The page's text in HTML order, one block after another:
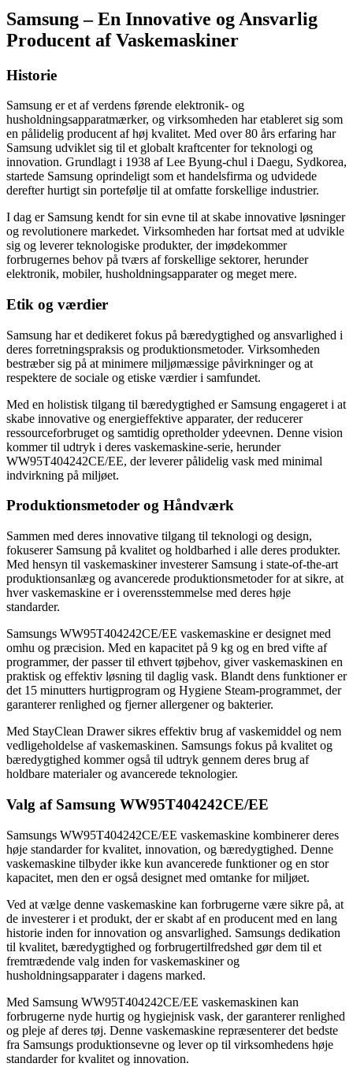
Samsung – En Innovative og Ansvarlig
Producent af Vaskemaskiner
Historie
Samsung er et af verdens førende elektronik- og
husholdningsapparatmærker, og virksomheden har etableret sig som
en pålidelig producent af høj kvalitet. Med over 80 års erfaring har
Samsung udviklet sig til et globalt kraftcenter for teknologi og
innovation. Grundlagt i 1938 af Lee Byung-chul i Daegu, Sydkorea,
startede Samsung oprindeligt som et handelsfirma og udvidede
derefter hurtigt sin portefølje til at omfatte forskellige industrier.
I dag er Samsung kendt for sin evne til at skabe innovative løsninger
og revolutionere markedet. Virksomheden har fortsat med at udvikle
sig og leverer teknologiske produkter, der imødekommer
forbrugernes behov på tværs af forskellige sektorer, herunder
elektronik, mobiler, husholdningsapparater og meget mere.
Etik og værdier
Samsung har et dedikeret fokus på bæredygtighed og ansvarlighed i
deres forretningspraksis og produktionsmetoder. Virksomheden
bestræber sig på at minimere miljømæssige påvirkninger og at
respektere de sociale og etiske værdier i samfundet.
Med en holistisk tilgang til bæredygtighed er Samsung engageret i at
skabe innovative og energieffektive apparater, der reducerer
ressourceforbruget og samtidig opretholder ydeevnen. Denne vision
kommer til udtryk i deres vaskemaskine-serie, herunder
WW95T404242CE/EE, der leverer pålidelig vask med minimal
indvirkning på miljøet.
Produktionsmetoder og Håndværk
Sammen med deres innovative tilgang til teknologi og design,
fokuserer Samsung på kvalitet og holdbarhed i alle deres produkter.
Med hensyn til vaskemaskiner investerer Samsung i state-of-the-art
produktionsanlæg og avancerede produktionsmetoder for at sikre, at
hver vaskemaskine er i overensstemmelse med deres høje
standarder.
Samsungs WW95T404242CE/EE vaskemaskine er designet med
omhu og præcision. Med en kapacitet på 9 kg og en bred vifte af
programmer, der passer til ethvert tøjbehov, giver vaskemaskinen en
praktisk og effektiv løsning til daglig vask. Blandt dens funktioner er
det 15 minutters hurtigprogram og Hygiene Steam-programmet, der
garanterer renlighed og fjerner allergener og bakterier.
Med StayClean Drawer sikres effektiv brug af vaskemiddel og nem
vedligeholdelse af vaskemaskinen. Samsungs fokus på kvalitet og
bæredygtighed kommer også til udtryk gennem deres brug af
holdbare materialer og avancerede teknologier.
Valg af Samsung WW95T404242CE/EE
Samsungs WW95T404242CE/EE vaskemaskine kombinerer deres
høje standarder for kvalitet, innovation, og bæredygtighed. Denne
vaskemaskine tilbyder ikke kun avancerede funktioner og en stor
kapacitet, men den er også designet med omtanke for miljøet.
Ved at vælge denne vaskemaskine kan forbrugerne være sikre på, at
de investerer i et produkt, der er skabt af en producent med en lang
historie inden for innovation og ansvarlighed. Samsungs dedikation
til kvalitet, bæredygtighed og forbrugertilfredshed gør dem til et
fremtrædende valg inden for vaskemaskiner og
husholdningsapparater i dagens marked.
Med Samsung WW95T404242CE/EE vaskemaskinen kan
forbrugerne nyde hurtig og hygiejnisk vask, der garanterer renlighed
og pleje af deres tøj. Denne vaskemaskine repræsenterer det bedste
fra Samsungs produktionsevne og lever op til virksomhedens høje
standarder for kvalitet og innovation.